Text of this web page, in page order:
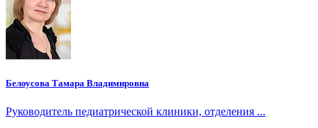
Белоусова Тамара Владимировна
Руководитель педиатрической клиники, отделения ...